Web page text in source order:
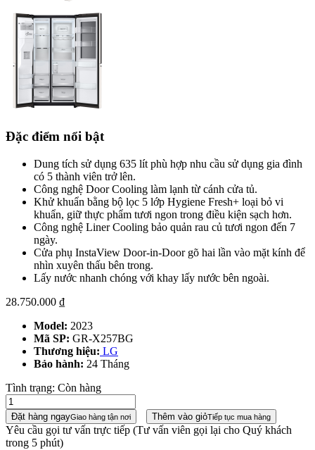
Đặc điểm nổi bật
Dung tích sử dụng 635 lít phù hợp nhu cầu sử dụng gia đình
có 5 thành viên trở lên.
Công nghệ Door Cooling làm lạnh từ cánh cửa tủ.
Khử khuẩn bằng bộ lọc 5 lớp Hygiene Fresh+ loại bỏ vi
khuẩn, giữ thực phẩm tươi ngon trong điều kiện sạch hơn.
Công nghệ Liner Cooling bảo quản rau củ tươi ngon đến 7
ngày.
Cửa phụ InstaView Door-in-Door gõ hai lần vào mặt kính để
nhìn xuyên thấu bên trong.
Lấy nước nhanh chóng với khay lấy nước bên ngoài.
28.750.000 ₫
Model: 2023
Mã SP: GR-X257BG
Thương hiệu: LG
Bảo hành: 24 Tháng
Tình trạng: Còn hàng
Đặt hàng ngayGiao hàng tận nơi Thêm vào giỏTiếp tục mua hàng
Yêu cầu gọi tư vấn trực tiếp (Tư vấn viên gọi lại cho Quý khách
trong 5 phút)